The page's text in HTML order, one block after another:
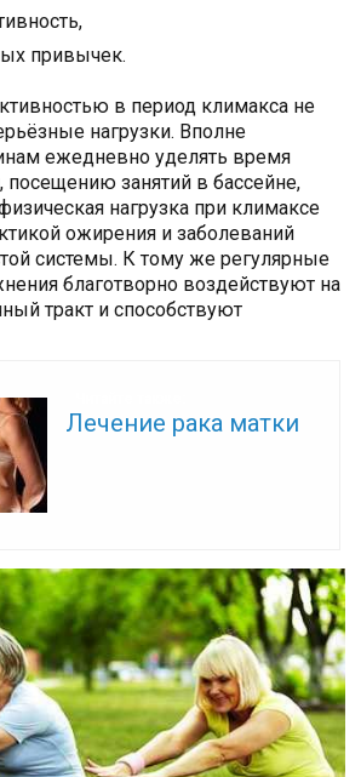
привычек.
в период климакса не
нагрузки. Вполне
ежедневно уделять время
занятий в бассейне,
нагрузка при климаксе
ожирения и заболеваний
системы. К тому же регулярные
благотворно воздействуют на
тракт и способствуют
Лечение рака матки